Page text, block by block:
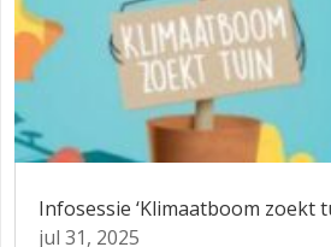
Infosessie ‘Klimaatboom zoekt
jul 31, 2025